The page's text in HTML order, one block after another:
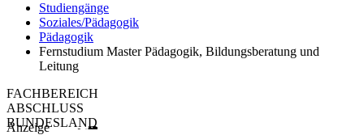
Studiengänge
Soziales/Pädagogik
Pädagogik
Fernstudium Master Pädagogik, Bildungsberatung und
Leitung
FACHBEREICH
ABSCHLUSS
BUNDESLAND
Anzeige